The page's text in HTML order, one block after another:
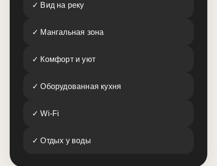
✓ Вид на реку
✓ Мангальная зона
✓ Комфорт и уют
✓ Оборудованная кухня
✓ Wi-Fi
✓ Отдых у воды